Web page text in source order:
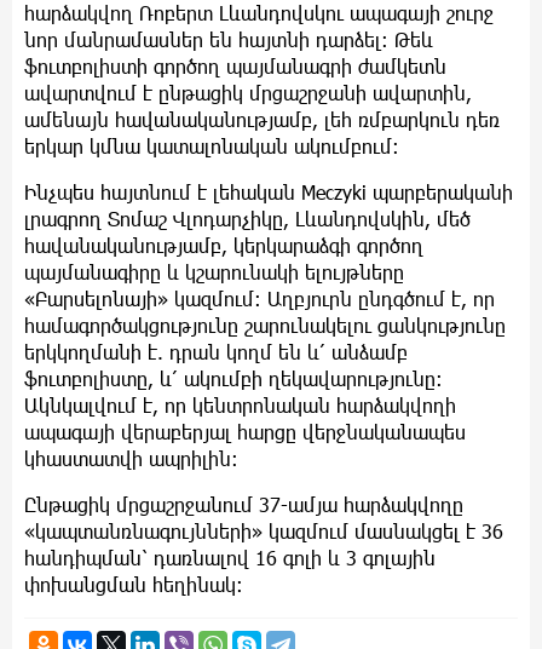
հարձակվող Ռոբերտ Լևանդովսկու ապագայի շուրջ
նոր մանրամասներ են հայտնի դարձել։ Թեև
ֆուտբոլիստի գործող պայմանագրի ժամկետն
ավարտվում է ընթացիկ մրցաշրջանի ավարտին,
ամենայն հավանականությամբ, լեհ ռմբարկուն դեռ
երկար կմնա կատալոնական ակումբում։
Ինչպես հայտնում է լեհական Meczyki պարբերականի
լրագրող Տոմաշ Վլոդարչիկը, Լևանդովսկին, մեծ
հավանականությամբ, կերկարաձգի գործող
պայմանագիրը և կշարունակի ելույթները
«Բարսելոնայի» կազմում։ Աղբյուրն ընդգծում է, որ
համագործակցությունը շարունակելու ցանկությունը
երկկողմանի է. դրան կողմ են և՛ անձամբ
ֆուտբոլիստը, և՛ ակումբի ղեկավարությունը։
Ակնկալվում է, որ կենտրոնական հարձակվողի
ապագայի վերաբերյալ հարցը վերջնականապես
կհաստատվի ապրիլին։
Ընթացիկ մրցաշրջանում 37-ամյա հարձակվողը
«կապտանռնագույնների» կազմում մասնակցել է 36
հանդիպման՝ դառնալով 16 գոլի և 3 գոլային
փոխանցման հեղինակ։